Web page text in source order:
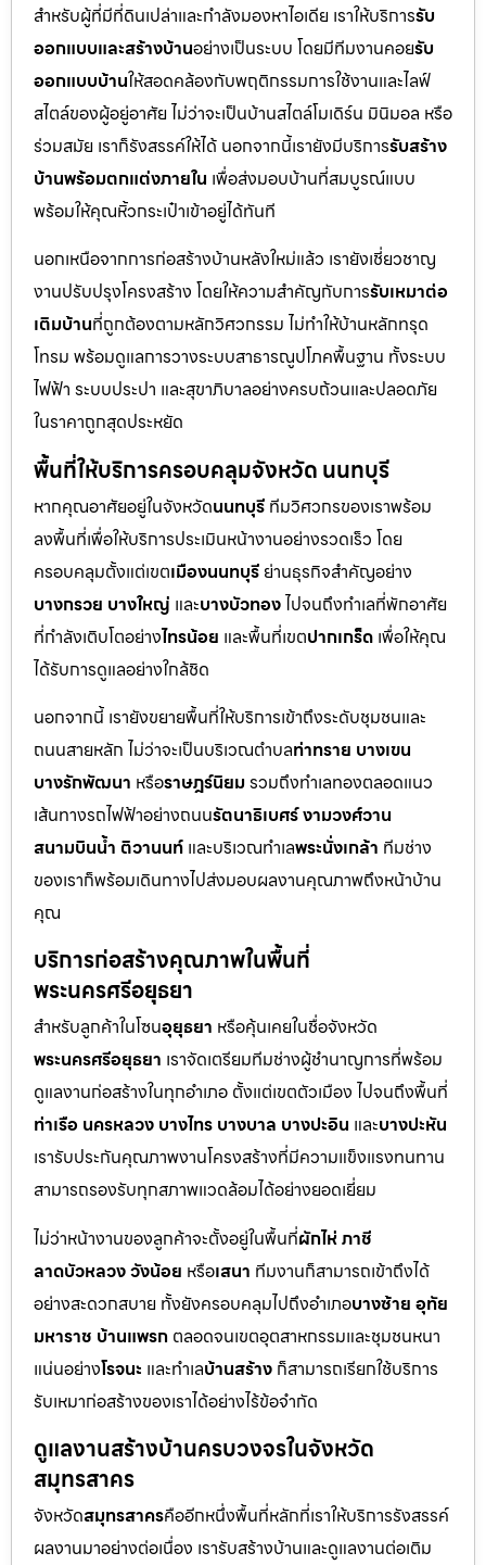
สำหรับผู้ที่มีที่ดินเปล่าและกำลังมองหาไอเดีย เราให้บริการรับ
ออกแบบและสร้างบ้านอย่างเป็นระบบ โดยมีทีมงานคอยรับ
ออกแบบบ้านให้สอดคล้องกับพฤติกรรมการใช้งานและไลฟ์
สไตล์ของผู้อยู่อาศัย ไม่ว่าจะเป็นบ้านสไตล์โมเดิร์น มินิมอล หรือ
ร่วมสมัย เราก็รังสรรค์ให้ได้ นอกจากนี้เรายังมีบริการรับสร้าง
บ้านพร้อมตกแต่งภายใน เพื่อส่งมอบบ้านที่สมบูรณ์แบบ
พร้อมให้คุณหิ้วกระเป๋าเข้าอยู่ได้ทันที
นอกเหนือจากการก่อสร้างบ้านหลังใหม่แล้ว เรายังเชี่ยวชาญ
งานปรับปรุงโครงสร้าง โดยให้ความสำคัญกับการรับเหมาต่อ
เติมบ้านที่ถูกต้องตามหลักวิศวกรรม ไม่ทำให้บ้านหลักทรุด
โทรม พร้อมดูแลการวางระบบสาธารณูปโภคพื้นฐาน ทั้งระบบ
ไฟฟ้า ระบบประปา และสุขาภิบาลอย่างครบถ้วนและปลอดภัย
ในราคาถูกสุดประหยัด
พื้นที่ให้บริการครอบคลุมจังหวัด นนทบุรี
หากคุณอาศัยอยู่ในจังหวัดนนทบุรี ทีมวิศวกรของเราพร้อม
ลงพื้นที่เพื่อให้บริการประเมินหน้างานอย่างรวดเร็ว โดย
ครอบคลุมตั้งแต่เขตเมืองนนทบุรี ย่านธุรกิจสำคัญอย่าง
บางกรวย บางใหญ่ และบางบัวทองไปจนถึงทำเลที่พักอาศัย
ที่กำลังเติบโตอย่างไทรน้อย และพื้นที่เขตปากเกร็ด เพื่อให้คุณ
ได้รับการดูแลอย่างใกล้ชิด
นอกจากนี้ เรายังขยายพื้นที่ให้บริการเข้าถึงระดับชุมชนและ
ถนนสายหลัก ไม่ว่าจะเป็นบริเวณตำบลท่าทราย บางเขน
บางรักพัฒนา หรือราษฎร์นิยมรวมถึงทำเลทองตลอดแนว
เส้นทางรถไฟฟ้าอย่างถนนรัตนาธิเบศร์ งามวงศ์วาน
สนามบินน้ำ ติวานนท์ และบริเวณทำเลพระนั่งเกล้า ทีมช่าง
ของเราก็พร้อมเดินทางไปส่งมอบผลงานคุณภาพถึงหน้าบ้าน
คุณ
บริการก่อสร้างคุณภาพในพื้นที่
พระนครศรีอยุธยา
สำหรับลูกค้าในโซนอุยุธยา หรือคุ้นเคยในชื่อจังหวัด
พระนครศรีอยุธยา เราจัดเตรียมทีมช่างผู้ชำนาญการที่พร้อม
ดูแลงานก่อสร้างในทุกอำเภอ ตั้งแต่เขตตัวเมือง ไปจนถึงพื้นที่
ท่าเรือ นครหลวง บางไทร บางบาล บางปะอิน และบางปะหัน
เรารับประกันคุณภาพงานโครงสร้างที่มีความแข็งแรงทนทาน
สามารถรองรับทุกสภาพแวดล้อมได้อย่างยอดเยี่ยม
ไม่ว่าหน้างานของลูกค้าจะตั้งอยู่ในพื้นที่ผักไห่ ภาชี
ลาดบัวหลวง วังน้อย หรือเสนา ทีมงานก็สามารถเข้าถึงได้
อย่างสะดวกสบาย ทั้งยังครอบคลุมไปถึงอำเภอบางซ้าย อุทัย
มหาราช บ้านแพรก ตลอดจนเขตอุตสาหกรรมและชุมชนหนา
แน่นอย่างโรจนะ และทำเลบ้านสร้าง ก็สามารถเรียกใช้บริการ
รับเหมาก่อสร้างของเราได้อย่างไร้ข้อจำกัด
ดูแลงานสร้างบ้านครบวงจรในจังหวัด
สมุทรสาคร
จังหวัดสมุทรสาครคืออีกหนึ่งพื้นที่หลักที่เราให้บริการรังสรรค์
ผลงานมาอย่างต่อเนื่อง เรารับสร้างบ้านและดูแลงานต่อเติม